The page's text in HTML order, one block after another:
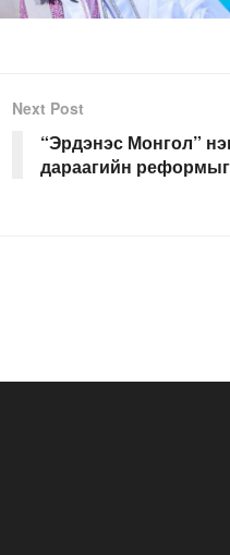
Next Post
“Эрдэнэс Монгол”
дараагийн